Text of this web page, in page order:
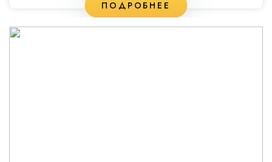
ПОДРОБНЕЕ